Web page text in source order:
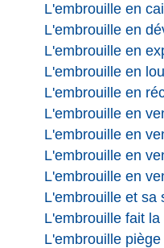
L'embrouille en
L'embrouille en
L'embrouille en
L'embrouille en
L'embrouille en
L'embrouille en
L'embrouille en
L'embrouille en
L'embrouille en
L'embrouille et sa
L'embrouille fait
L'embrouille